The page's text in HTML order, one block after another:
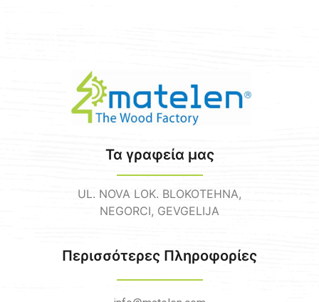
Τα γραφεία μας
UL. NOVA LOK. BLOKOTEHNA,
NEGORCI, GEVGELIJA
Περισσότερες Πληροφορίες